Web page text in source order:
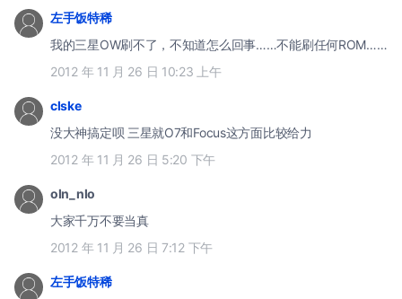
左手饭特稀
我的三星OW刷不了，不知道怎么回事……不能刷任何ROM……
2012 年 11 月 26 日 10:23 上午
clske
没大神搞定呗 三星就O7和Focus这方面比较给力
2012 年 11 月 26 日 5:20 下午
oln_nlo
大家千万不要当真
2012 年 11 月 26 日 7:12 下午
左手饭特稀